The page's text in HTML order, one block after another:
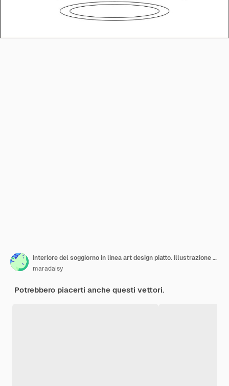
Interiore del soggiorno in linea art design piatto. Illustrazione vettoriale.
maradaisy
Potrebbero piacerti anche questi vettori.